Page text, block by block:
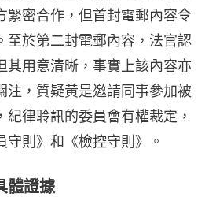
緊密合作，但首封電郵內容令
至於第二封電郵內容，法官認
其用意清晰，事實上該內容亦
注，質疑黃是邀請同事參加被
律聆訊的委員會有權裁定，
守則》和《檢控守則》。
體證據